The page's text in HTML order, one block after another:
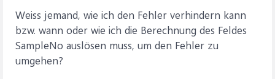
Weiss jemand, wie ich den Fehler verhindern kann
bzw. wann oder wie ich die Berechnung des Feldes
SampleNo auslösen muss, um den Fehler zu
umgehen?